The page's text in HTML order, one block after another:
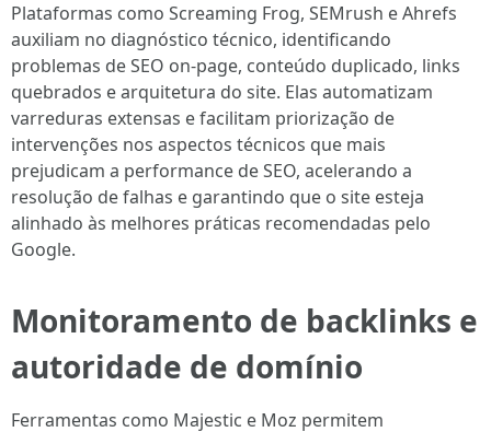
Plataformas como Screaming Frog, SEMrush e Ahrefs
auxiliam no diagnóstico técnico, identificando
problemas de SEO on-page, conteúdo duplicado, links
quebrados e arquitetura do site. Elas automatizam
varreduras extensas e facilitam priorização de
intervenções nos aspectos técnicos que mais
prejudicam a performance de SEO, acelerando a
resolução de falhas e garantindo que o site esteja
alinhado às melhores práticas recomendadas pelo
Google.
Monitoramento de backlinks e
autoridade de domínio
Ferramentas como Majestic e Moz permitem